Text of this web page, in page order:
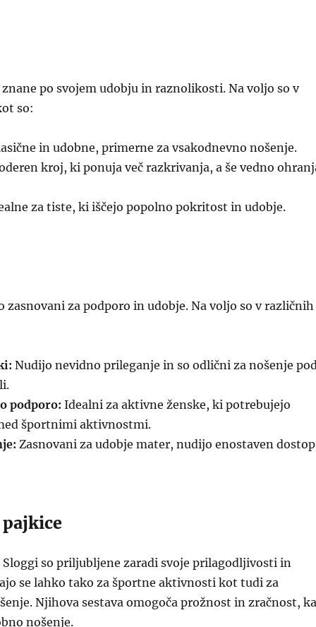
po svojem udobju in raznolikosti. Na voljo so v
so:
in udobne, primerne za vsakodnevno nošenje.
kroj, ki ponuja več razkrivanja, a še vedno
za tiste, ki iščejo popolno pokritost in udobje.
zasnovani za podporo in udobje. Na voljo so v različnih
Nudijo nevidno prileganje in so odlični za nošenje
podporo: Idealni za aktivne ženske, ki potrebujejo
športnimi aktivnostmi.
Zasnovani za udobje mater, nudijo enostaven dostop
pajkice
Sloggi so priljubljene zaradi svoje prilagodljivosti in
se lahko tako za športne aktivnosti kot tudi za
Njihova sestava omogoča prožnost in zračnost,
nošenje.